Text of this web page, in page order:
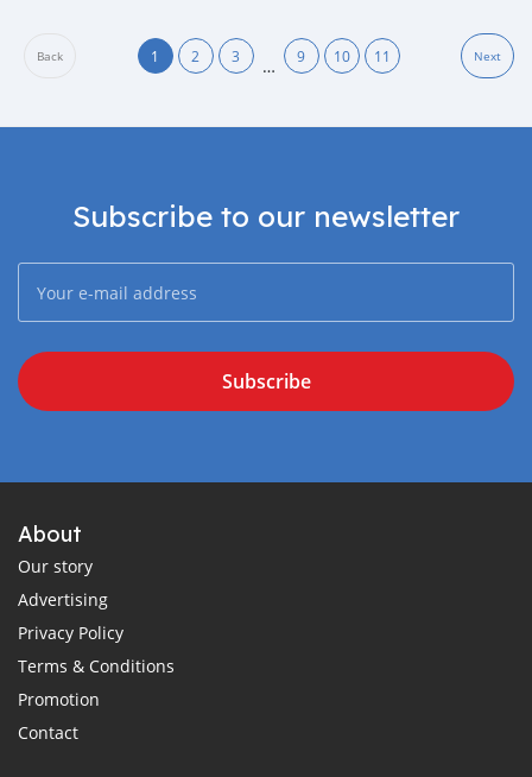
Back 1 2 3 … 9 10 11 Next
Subscribe to our newsletter
Subscribe
About
Our story
Advertising
Privacy Policy
Terms & Conditions
Promotion
Contact